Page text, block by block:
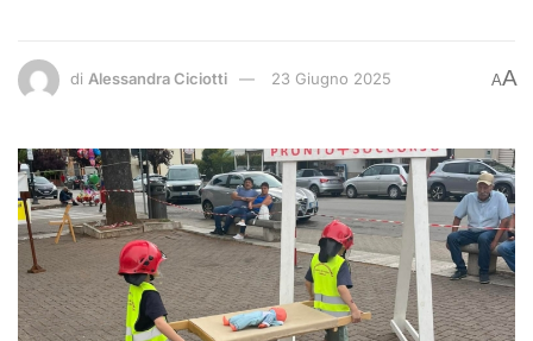
di Alessandra Ciciotti 23 Giugno 2025 AA